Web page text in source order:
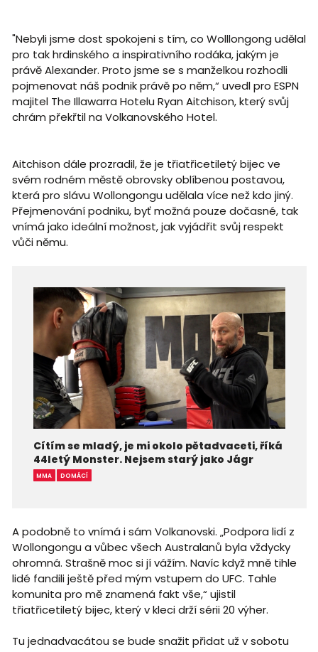
"Nebyli jsme dost spokojeni s tím, co Wolllongong udělal
pro tak hrdinského a inspirativního rodáka, jakým je
právě Alexander. Proto jsme se s manželkou rozhodli
pojmenovat náš podnik právě po něm,“ uvedl pro ESPN
majitel The Illawarra Hotelu Ryan Aitchison, který svůj
chrám překřtil na Volkanovského Hotel.
Aitchison dále prozradil, že je třiatřicetiletý bijec ve
svém rodném městě obrovsky oblíbenou postavou,
která pro slávu Wollongongu udělala více než kdo jiný.
Přejmenování podniku, byť možná pouze dočasné, tak
vnímá jako ideální možnost, jak vyjádřit svůj respekt
vůči němu.
Cítím se mladý, je mi okolo pětadvaceti, říká
44letý Monster. Nejsem starý jako Jágr
MMA DOMÁCÍ
A podobně to vnímá i sám Volkanovski. „Podpora lidí z
Wollongongu a vůbec všech Australanů byla vždycky
ohromná. Strašně moc si jí vážím. Navíc když mně tihle
lidé fandili ještě před mým vstupem do UFC. Tahle
komunita pro mě znamená fakt vše,“ ujistil
třiatřicetiletý bijec, který v kleci drží sérii 20 výher.
Tu jednadvacátou se bude snažit přidat už v sobotu